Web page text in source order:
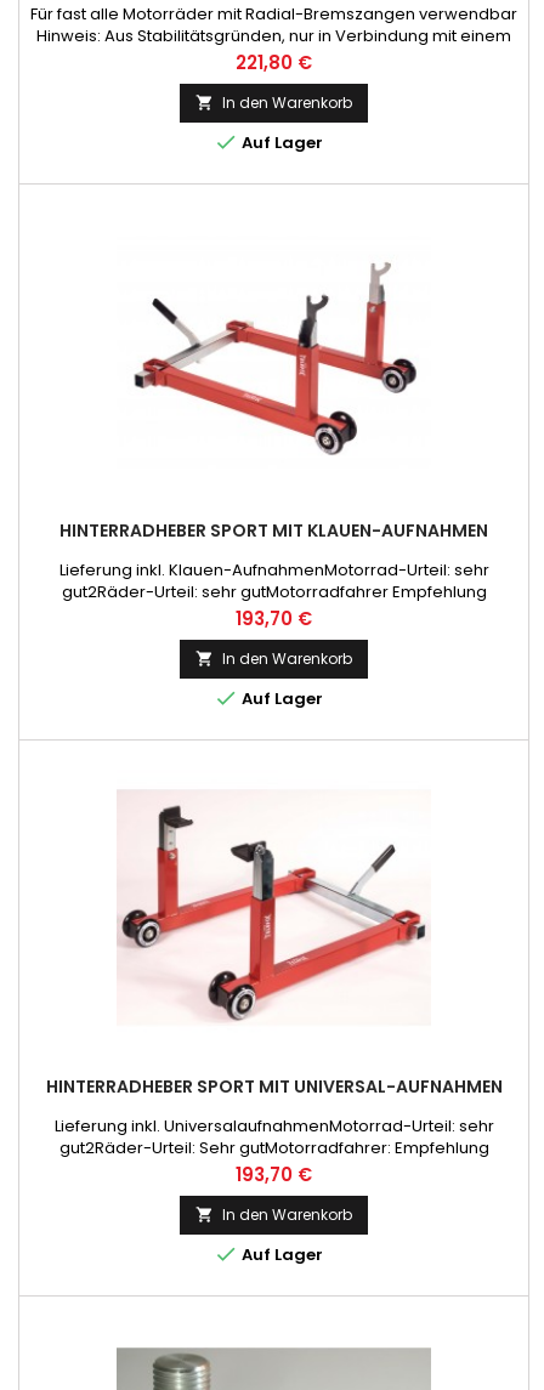
Für fast alle Motorräder mit Radial-Bremszangen verwendbar
Hinweis: Aus Stabilitätsgründen, nur in Verbindung mit einem
Hinterradheber oder Hauptständer verwenden!
Preis
221,80 €
 In den Warenkorb
 Auf Lager
HINTERRADHEBER SPORT MIT KLAUEN-AUFNAHMEN
Lieferung inkl. Klauen-AufnahmenMotorrad-Urteil: sehr
gut2Räder-Urteil: sehr gutMotorradfahrer Empfehlung
Preis
193,70 €
 In den Warenkorb
 Auf Lager
HINTERRADHEBER SPORT MIT UNIVERSAL-AUFNAHMEN
Lieferung inkl. UniversalaufnahmenMotorrad-Urteil: sehr
gut2Räder-Urteil: Sehr gutMotorradfahrer: Empfehlung
Preis
193,70 €
 In den Warenkorb
 Auf Lager